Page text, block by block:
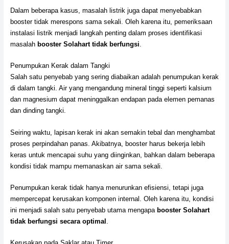
Dalam beberapa kasus, masalah listrik juga dapat menyebabkan
booster tidak merespons sama sekali. Oleh karena itu, pemeriksaan
instalasi listrik menjadi langkah penting dalam proses identifikasi
masalah booster Solahart tidak berfungsi
Penumpukan Kerak dalam Tangki
Salah satu penyebab yang sering diabaikan adalah penumpukan kerak
di dalam tangki. Air yang mengandung mineral tinggi seperti kalsium
dan magnesium dapat meninggalkan endapan pada elemen pemanas
dan dinding tangki.
Seiring waktu, lapisan kerak ini akan semakin tebal dan menghambat
proses perpindahan panas. Akibatnya, booster harus bekerja lebih
keras untuk mencapai suhu yang diinginkan, bahkan dalam beberapa
kondisi tidak mampu memanaskan air sama sekali.
Penumpukan kerak tidak hanya menurunkan efisiensi, tetapi juga
mempercepat kerusakan komponen internal. Oleh karena itu, kondisi
ini menjadi salah satu penyebab utama mengapa booster Solahart
tidak berfungsi secara optimal